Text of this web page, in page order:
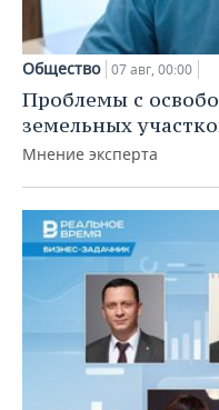
Общество 07 авг, 00:00
Проблемы с
земельных
Мнение эксперта